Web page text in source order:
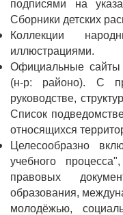
подписями на
Сборники детских
Коллекции
иллюстрациями.
Официальные сайты
(н-р: районо). С
руководстве,
Список
относящихся
Целесообразно
учебного
правовых
образования,
молодёжью,